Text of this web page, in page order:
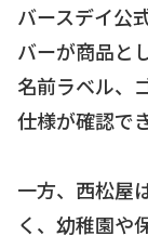
バースデイ公
バーが商品と
名前ラベル、
仕様が確認で
一方、西松屋
く、幼稚園や